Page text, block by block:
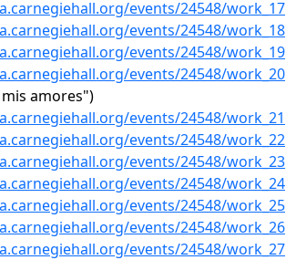
events/24548/work_17
events/24548/work_18
events/24548/work_19
events/24548/work_20
amores")
events/24548/work_21
events/24548/work_22
events/24548/work_23
events/24548/work_24
events/24548/work_25
events/24548/work_26
events/24548/work_27